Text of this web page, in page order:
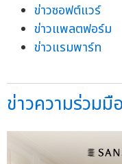
ข่าวซอฟต์แวร์
ข่าวแพลตฟอร์ม
ข่าวแรมพาร์ท
ข่าวความร่วม